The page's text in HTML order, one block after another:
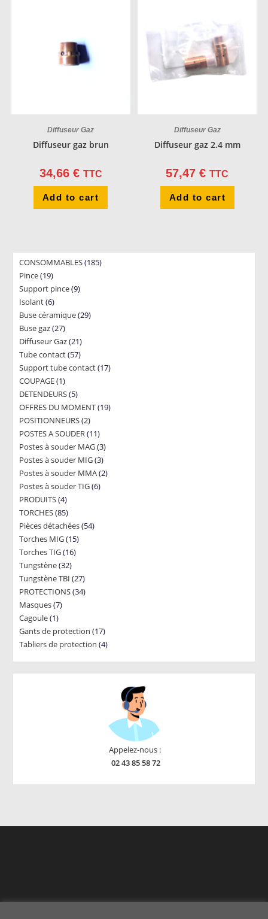
Diffuseur Gaz
Diffuseur gaz brun
34,66 € TTC
Add to cart
Diffuseur Gaz
Diffuseur gaz 2.4 mm
57,47€ TTC
Add to cart
CONSOMMABLES 185185
Pince 1919
products
Support pince 99
Isolant 66
products
Buse céramique 2929
Buse gaz 2727
products
Diffuseur Gaz 2121
products
Tube contact 5757
products
Support tube contact 1717
COUPAGE 11
product
DETENDEURS 55
products
OFFRES DU MOMENT 1919
POSITIONNEURS 22
products
POSTES A SOUDER 1111
products
Postes à souder MAG 33
products
Postes à souder MIG 33
products
Postes à souder MMA 22
Postes à souder TIG 66
PRODUITS 44
products
TORCHES 8585
products
Pièces détachées 5454
Torches MIG 1515
Torches TIG 1616
Tungstène 3232
products
Tungstène TBI 2727
products
PROTECTIONS 3434
Masques 77
Cagoule 11
product
Gants de protection 1717
products
Tabliers de protection 44
Appelez-nous :
02 43 85 58 72